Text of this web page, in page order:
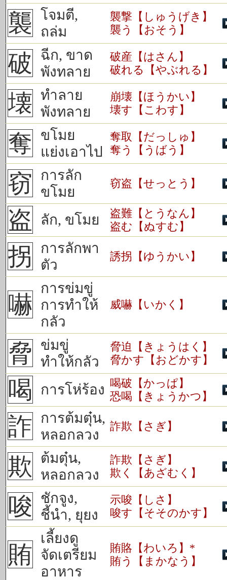
襲 โจมตี,
ถล่ม
襲撃【しゅうげき】
襲う【おそう】
破
ฉีก, ขาด
พังทลาย
破産【はさん】
破れる【やぶれる】
壊 ทำลาย
พังทลาย
崩壊【ほうかい】
壊す【こわす】
奪
ขโมย
แย่งเอาไป
奪取【だっしゅ】
奪う【うばう】
窃
การลัก
ขโมย
窃盗【せっとう】
盗 ลัก, ขโมย
盗難【とうなん】
盗む【ぬすむ】
拐
การลักพา
ตัว
誘拐【ゆうかい】
嚇
การข่มขู่
การทำให้
กลัว
威嚇【いかく】
脅
ข่มขู่
ทำให้กลัว
脅迫【きょうはく】
脅かす【おどかす】
喝 การโห่ร้อง 喝破【かっぱ】
恐喝【きょうかつ】
詐 การต้มตุ๋น,
หลอกลวง
詐欺【さぎ】
欺
ต้มตุ๋น,
หลอกลวง
詐欺【さぎ】
欺く【あざむく】
唆
ชักจูง,
ชี้นำ, ยุยง
示唆【しさ】
唆す【そそのかす】
賄
เลี้ยงดู
จัดเตรียม
อาหาร
賄賂【わいろ】*
賄う【まかなう】